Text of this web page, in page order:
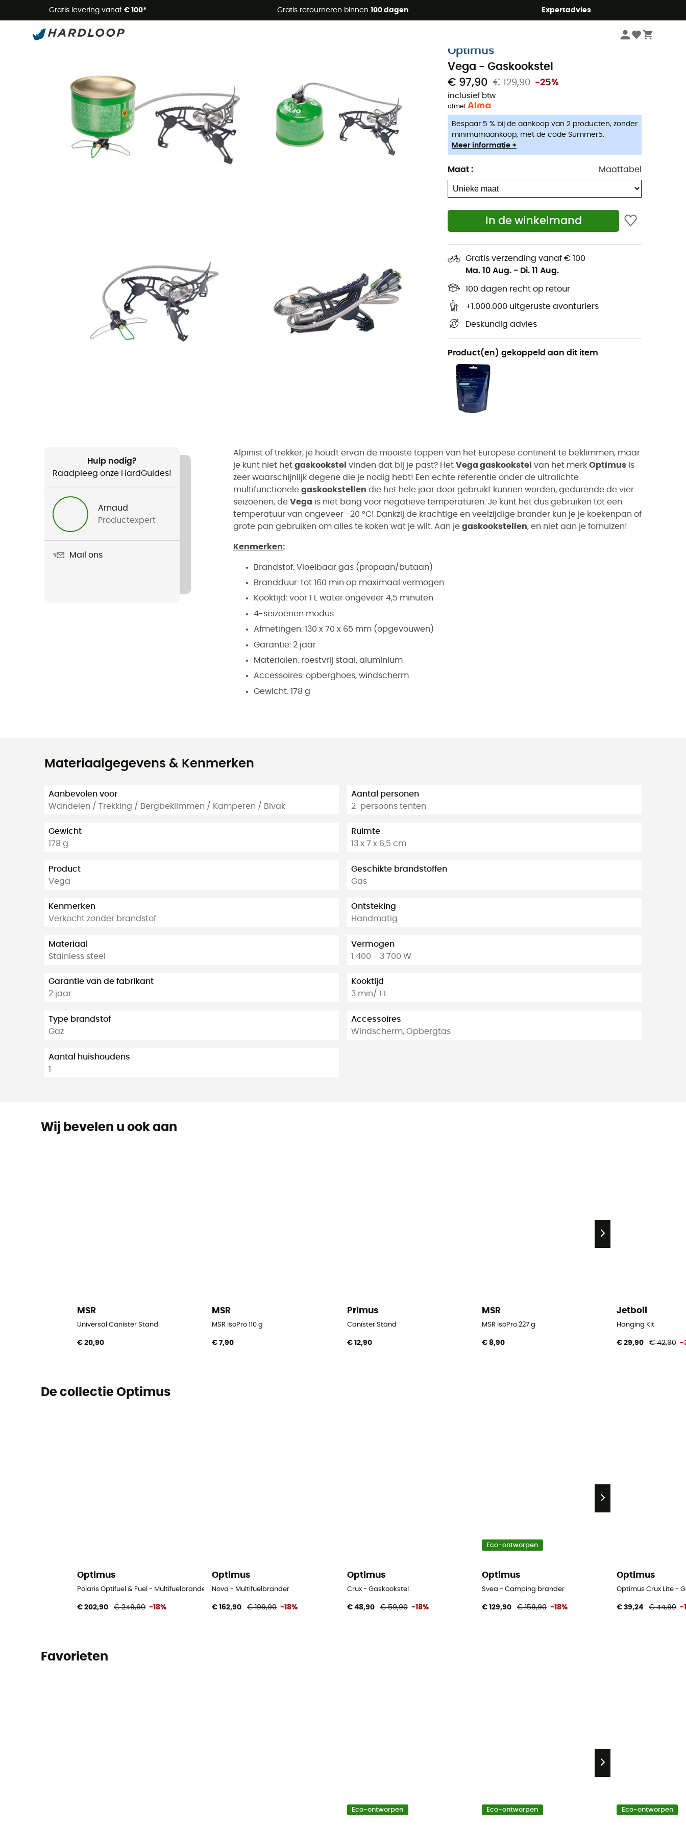
Gratis levering vanaf € 100* Gratis retourneren binnen 100 dagen Expertadvies
Zomeraanbiedingen 🔥 -5% EXTRA vanaf 2 producten* met code Summer5
Camping Branders & Kooktoestel
Optimus
Vega - Gaskookstel
€ 97,90 € 129,90 -25%
inclusief btw
ofmet
Bespaar 5 % bij de aankoop van 2 producten, zonder
minimumaankoop, met de code Summer5.
Meer informatie +
Maat : Maattabel
In de winkelmand
Gratis verzending vanaf € 100
Ma. 10 Aug. - Di. 11 Aug.
100 dagen recht op retour
+1.000.000 uitgeruste avonturiers
Deskundig advies
Product(en) gekoppeld aan dit item
Hulp nodig?
Raadpleeg onze HardGuides!
Arnaud
Productexpert
Mail ons
Alpinist of trekker, je houdt ervan de mooiste toppen van het Europese continent te beklimmen, maar
je kunt niet het gaskookstel vinden dat bij je past? Het Vega gaskookstel van het merk Optimus is
zeer waarschijnlijk degene die je nodig hebt! Een echte referentie onder de ultralichte
multifunctionele gaskookstellen die het hele jaar door gebruikt kunnen worden, gedurende de vier
seizoenen, de Vega is niet bang voor negatieve temperaturen. Je kunt het dus gebruiken tot een
temperatuur van ongeveer -20 °C! Dankzij de krachtige en veelzijdige brander kun je je koekenpan of
grote pan gebruiken om alles te koken wat je wilt. Aan je gaskookstellen, en niet aan je fornuizen!
Kenmerken:
Brandstof: Vloeibaar gas (propaan/butaan)
Brandduur: tot 160 min op maximaal vermogen
Kooktijd: voor 1 L water ongeveer 4,5 minuten
4-seizoenen modus
Afmetingen: 130 x 70 x 65 mm (opgevouwen)
Garantie: 2 jaar
Materialen: roestvrij staal, aluminium
Accessoires: opberghoes, windscherm
Gewicht: 178 g
Materiaalgegevens & Kenmerken
Aanbevolen voor
Wandelen / Trekking / Bergbeklimmen / Kamperen / Bivak
Gewicht
178 g
Product
Vega
Kenmerken
Verkocht zonder brandstof
Materiaal
Stainless steel
Garantie van de fabrikant
2 jaar
Type brandstof
Gaz
Aantal huishoudens
1
Aantal personen
2-persoons tenten
Ruimte
13 x 7 x 6,5 cm
Geschikte brandstoffen
Gas
Ontsteking
Handmatig
Vermogen
1 400 - 3 700 W
Kooktijd
3 min/ 1 L
Accessoires
Windscherm, Opbergtas
Wij bevelen u ook aan
MSR
Universal Canister Stand
€ 20,90
MSR
MSR IsoPro 110 g
€ 7,90
Primus
Canister Stand
€ 12,90
MSR
MSR IsoPro 227 g
€ 8,90
Jetboil
Hanging Kit
€ 29,90 € 42,90 -
De collectie Optimus
Optimus
Polaris Optifuel & Fuel - Multifuelbrander
€ 202,90 € 249,90 -18%
Optimus
Nova - Multifuelbrander
€ 162,90 € 199,90 -18%
Optimus
Crux - Gaskookstel
€ 48,90 € 59,90 -18%
Eco-ontworpen
Optimus
Svea - Camping brander
€ 129,90 € 159,90 -18%
Optimus
Optimus Crux Lite -
€ 39,24 € 44,90 -
Favorieten
Eco-ontworpen Eco-ontworpen Eco-ontworpen